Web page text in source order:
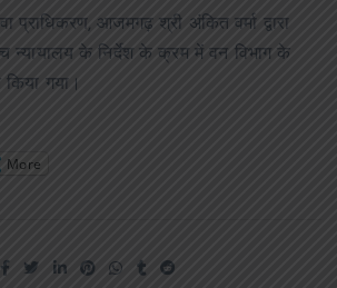
प्राधिकरण, आजमगढ़ श्री अंकित वर्मा द्वारा
न्यायालय के निर्देश के क्रम में वन विभाग के
गया।
More